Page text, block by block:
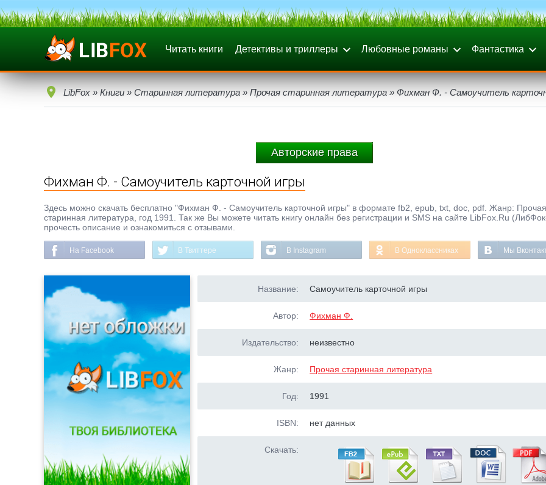
Читать книги Детективы и триллеры Любовные романы Фантастика
LibFox » Книги » Старинная литература » Прочая старинная литература » Фихман Ф. - Самоучитель
Авторские права
Фихман Ф. - Самоучитель карточной игры
Здесь можно скачать бесплатно "Фихман Ф. - Самоучитель карточной игры" в формате fb2, epub, txt, doc, pdf. Жанр: Прочая
старинная литература, год 1991. Так же Вы можете читать книгу онлайн без регистрации и SMS на сайте LibFox.Ru
прочесть описание и ознакомиться с отзывами.
На Facebook В Твиттере В Instagram В Одноклассниках Мы
Название: Самоучитель карточной игры
Автор: Фихман Ф.
Издательство: неизвестно
Жанр: Прочая старинная литература
Год: 1991
ISBN: нет данных
Скачать: